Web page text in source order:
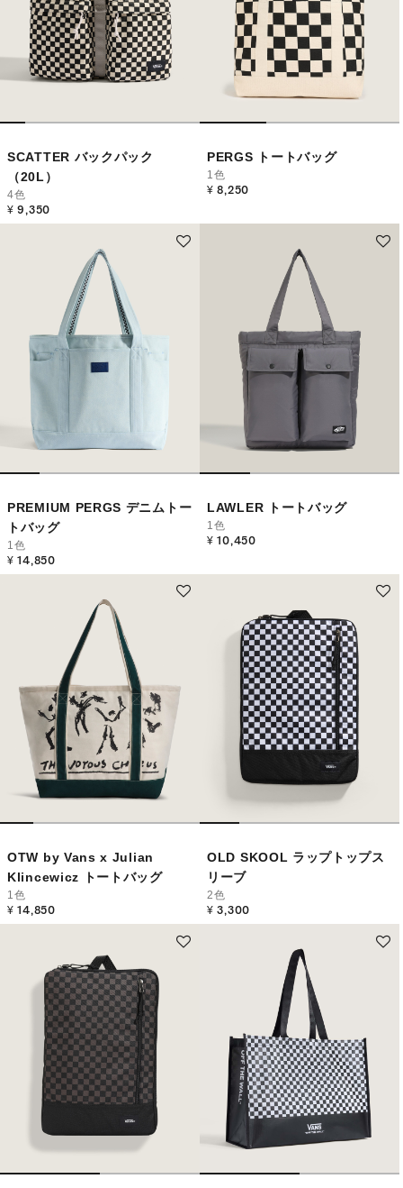
SCATTER バックパック
（20L）
4色
¥ 9,350
PERGS トートバッグ
1色
¥ 8,250
PREMIUM PERGS デニムトー
トバッグ
1色
¥ 14,850
LAWLER トートバッグ
1色
¥ 10,450
OTW by Vans x Julian
Klincewicz トートバッグ
1色
¥ 14,850
OLD SKOOL ラップトップス
リーブ
2色
¥ 3,300